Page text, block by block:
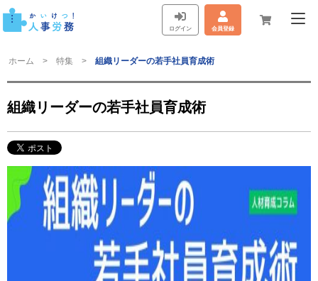
ログイン 会員登録
ホーム 特集 組織リーダーの若手社員育成術
組織リーダーの若手社員育成術